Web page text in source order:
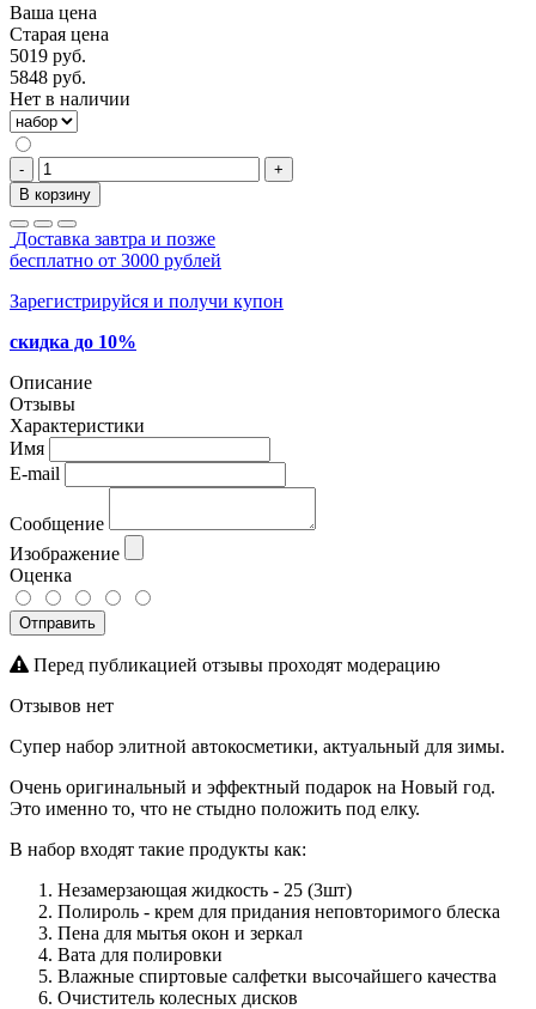
Ваша цена
Старая цена
5019 руб.
5848 руб.
Нет в наличии
-
+
В корзину
Доставка завтра и позже
бесплатно от 3000 рублей
Зарегистрируйся и получи купон
скидка до 10%
Описание
Отзывы
Характеристики
Имя
E-mail
Сообщение
Изображение
Оценка
Отправить
Перед публикацией отзывы проходят модерацию
Отзывов нет
Супер набор элитной автокосметики, актуальный для зимы.
Очень оригинальный и эффектный подарок на Новый год.
Это именно то, что не стыдно положить под елку.
В набор входят такие продукты как:
Незамерзающая жидкость - 25 (3шт)
Полироль - крем для придания неповторимого блеска
Пена для мытья окон и зеркал
Вата для полировки
Влажные спиртовые салфетки высочайшего качества
Очиститель колесных дисков